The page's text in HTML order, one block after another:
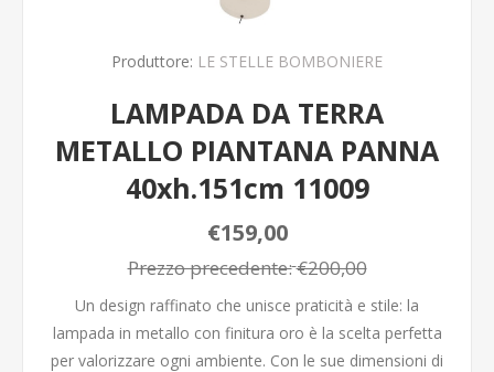
Produttore: LE STELLE BOMBONIERE
LAMPADA DA TERRA
METALLO PIANTANA PANNA
40xh.151cm 11009
€159,00
Prezzo precedente:€200,00
Un design raffinato che unisce praticità e stile: la
lampada in metallo con finitura oro è la scelta perfetta
per valorizzare ogni ambiente. Con le sue dimensioni di